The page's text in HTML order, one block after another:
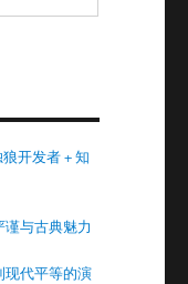
开发者 + 知
与古典魅力
现代平等的演